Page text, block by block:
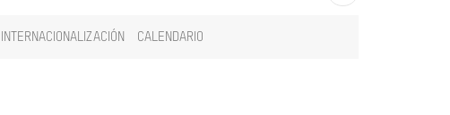
INTERNACIONALIZACIÓN CALENDARIO